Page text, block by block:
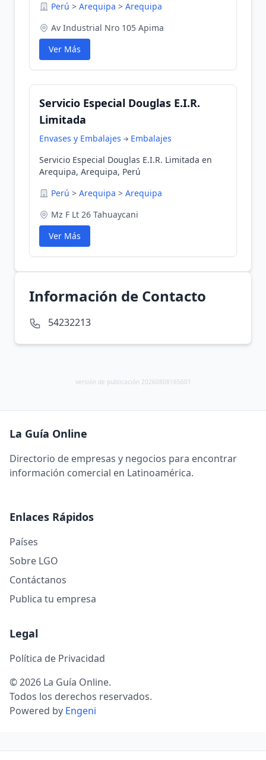
Perú > Arequipa > Arequipa
Av Industrial Nro 105 Apima
Ver Más
Servicio Especial Douglas E.I.R.
Limitada
Envases y Embalajes
Embalajes
Servicio Especial Douglas E.I.R. Limitada en
Arequipa, Arequipa, Perú
Perú > Arequipa > Arequipa
Mz F Lt 26 Tahuaycani
Ver Más
Información de Contacto
54232213
versión de publicación 20260808165601
La Guía Online
Directorio de empresas y negocios para encontrar
información comercial en Latinoamérica.
Enlaces Rápidos
Países
Sobre LGO
Contáctanos
Publica tu empresa
Legal
Política de Privacidad
© 2026 La Guía Online.
Todos los derechos reservados.
Powered by Engeni